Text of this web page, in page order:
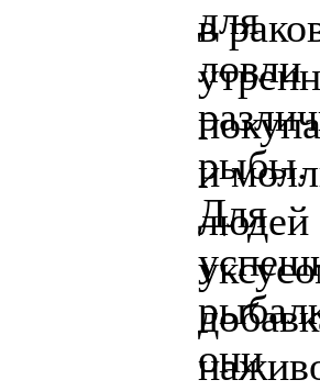
в
и
людей